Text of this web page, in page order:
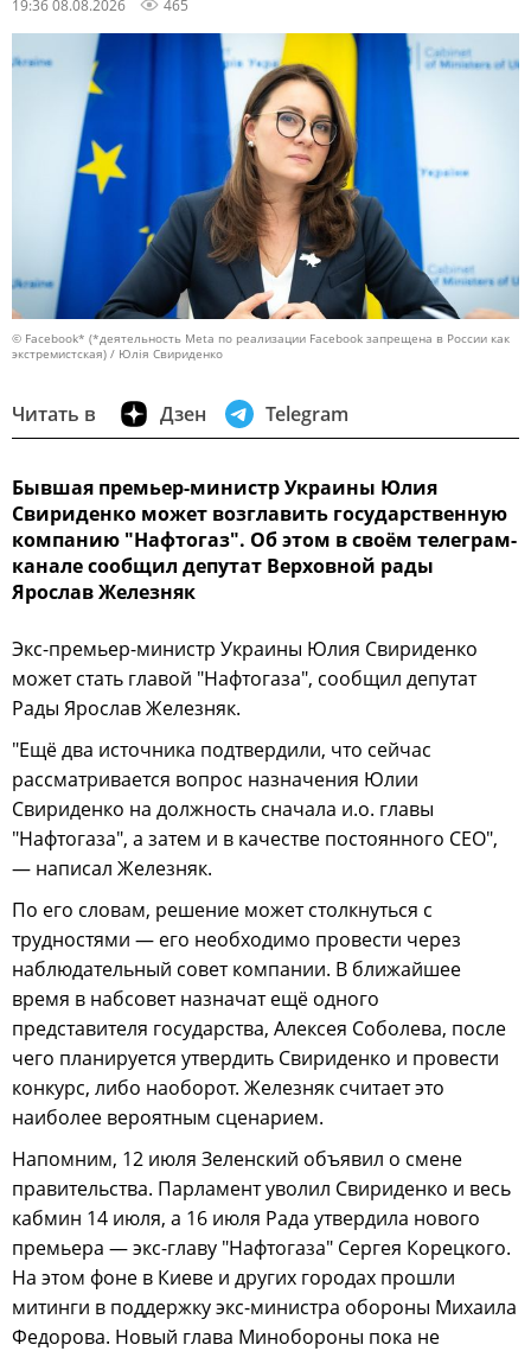
19:36 08.08.2026 465
© Facebook* (*деятельность Meta по реализации Facebook запрещена в России как
экстремистская) / Юлія Свириденко
Читать в Дзен Telegram
Бывшая премьер-министр Украины Юлия
Свириденко может возглавить государственную
компанию "Нафтогаз". Об этом в своём телеграм-
канале сообщил депутат Верховной рады
Ярослав Железняк
Экс-премьер-министр Украины Юлия Свириденко
может стать главой "Нафтогаза", сообщил депутат
Рады Ярослав Железняк.
"Ещё два источника подтвердили, что сейчас
рассматривается вопрос назначения Юлии
Свириденко на должность сначала и.о. главы
"Нафтогаза", а затем и в качестве постоянного CEO",
— написал Железняк.
По его словам, решение может столкнуться с
трудностями — его необходимо провести через
наблюдательный совет компании. В ближайшее
время в набсовет назначат ещё одного
представителя государства, Алексея Соболева, после
чего планируется утвердить Свириденко и провести
конкурс, либо наоборот. Железняк считает это
наиболее вероятным сценарием.
Напомним, 12 июля Зеленский объявил о смене
правительства. Парламент уволил Свириденко и весь
кабмин 14 июля, а 16 июля Рада утвердила нового
премьера — экс-главу "Нафтогаза" Сергея Корецкого.
На этом фоне в Киеве и других городах прошли
митинги в поддержку экс-министра обороны Михаила
Федорова. Новый глава Минобороны пока не